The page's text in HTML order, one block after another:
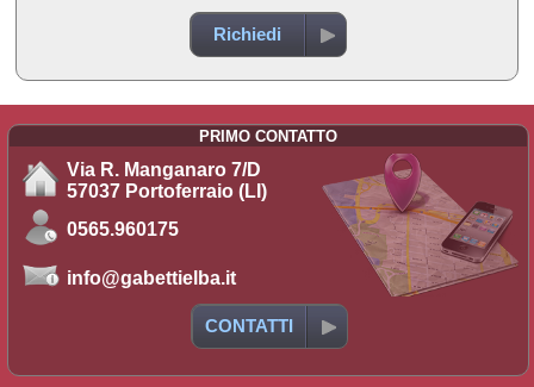
Richiedi
PRIMO CONTATTO
Via R. Manganaro 7/D
57037 Portoferraio (LI)
0565.960175
info@gabettielba.it
CONTATTI